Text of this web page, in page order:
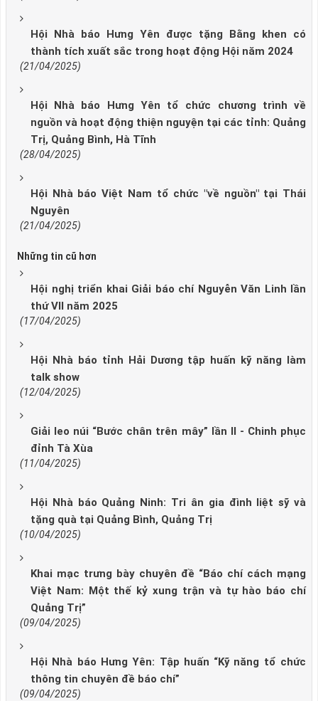
Hội Nhà báo Hưng Yên được tặng Bằng khen có
thành tích xuất sắc trong hoạt động Hội năm 2024
(21/04/2025)
Hội Nhà báo Hưng Yên tổ chức chương trình về
nguồn và hoạt động thiện nguyện tại các tỉnh: Quảng
Trị, Quảng Bình, Hà Tĩnh
(28/04/2025)
Hội Nhà báo Việt Nam tổ chức "về nguồn" tại Thái
Nguyên
(21/04/2025)
Những tin cũ hơn
Hội nghị triển khai Giải báo chí Nguyễn Văn Linh lần
thứ VII năm 2025
(17/04/2025)
Hội Nhà báo tỉnh Hải Dương tập huấn kỹ năng làm
talk show
(12/04/2025)
Giải leo núi “Bước chân trên mây” lần II - Chinh phục
đỉnh Tà Xùa
(11/04/2025)
Hội Nhà báo Quảng Ninh: Tri ân gia đình liệt sỹ và
tặng quà tại Quảng Bình, Quảng Trị
(10/04/2025)
Khai mạc trưng bày chuyên đề “Báo chí cách mạng
Việt Nam: Một thế kỷ xung trận và tự hào báo chí
Quảng Trị”
(09/04/2025)
Hội Nhà báo Hưng Yên: Tập huấn “Kỹ năng tổ chức
thông tin chuyên đề báo chí”
(09/04/2025)